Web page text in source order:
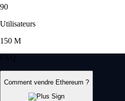
90
Utilisateurs
150 M
FAQ
Comment vendre Ethereum ?